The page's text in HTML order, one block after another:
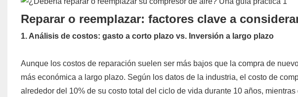
Reparar o reemplazar: factores clave a
1. Análisis de costos: gasto a corto plazo vs. Inversión a largo plazo
Aunque los costos de reparación suelen ser más bajos que la compra de
más económica a largo plazo. Según los datos de la industria, el costo de
alrededor del 10% de su costo total del ciclo de vida durante 10 años,